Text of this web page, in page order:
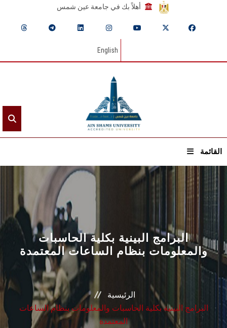
أهلاً بك في جامعة عين شمس
English
القائمة
عن الجامعة
القطاعـات
الشئون الأكاديمية
البحث العلمي
الرعاية الصحية
البرامج البينية بكلية الحاسبات
والمعلومات بنظام الساعات المعتمدة
الرئيسية
البرامج البينية بكلية الحاسبات والمعلومات بنظام الساعات
المعتمدة